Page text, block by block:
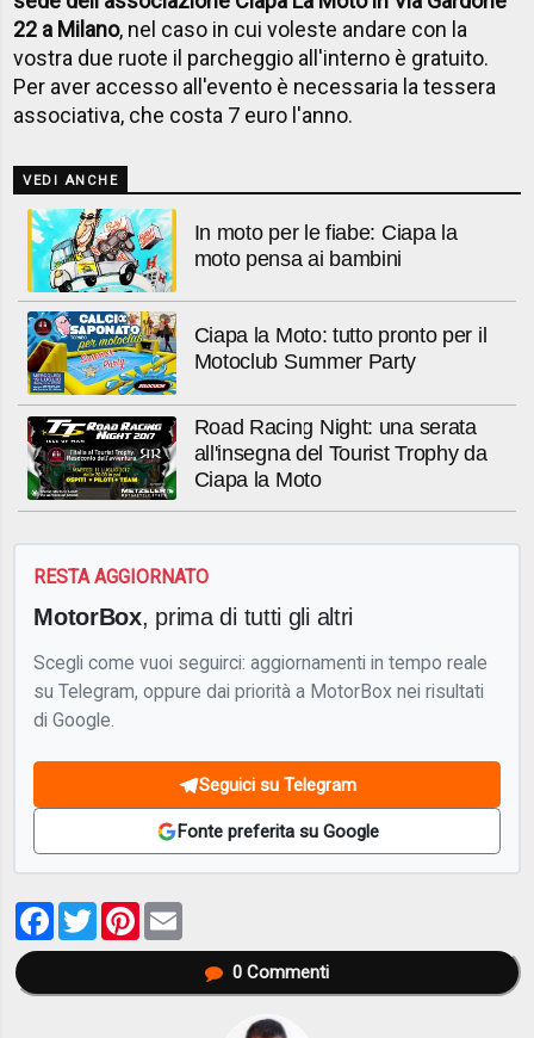
22 a Milano, nel caso in cui voleste andare con la
vostra due ruote il parcheggio all'interno è gratuito.
Per aver accesso all'evento è necessaria la tessera
associativa, che costa 7 euro l'anno.
VEDI ANCHE
In moto per le fiabe: Ciapa la
moto pensa ai bambini
Ciapa la Moto: tutto pronto per il
Motoclub Summer Party
Road Racing Night: una serata
all'insegna del Tourist Trophy da
Ciapa la Moto
RESTA AGGIORNATO
MotorBox, prima di tutti gli altri
Scegli come vuoi seguirci: aggiornamenti in tempo reale
su Telegram, oppure dai priorità a MotorBox nei risultati
di Google.
Seguici su Telegram
Fonte preferita su Google
Facebook
TwitterPinterest
0Commenti